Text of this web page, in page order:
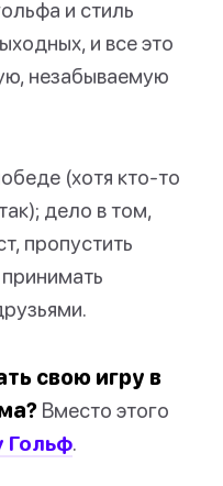
и стиль
и все это
незабываемую
(хотя кто-то
дело в том,
пропустить
свою игру в
Вместо этого
Гольф.